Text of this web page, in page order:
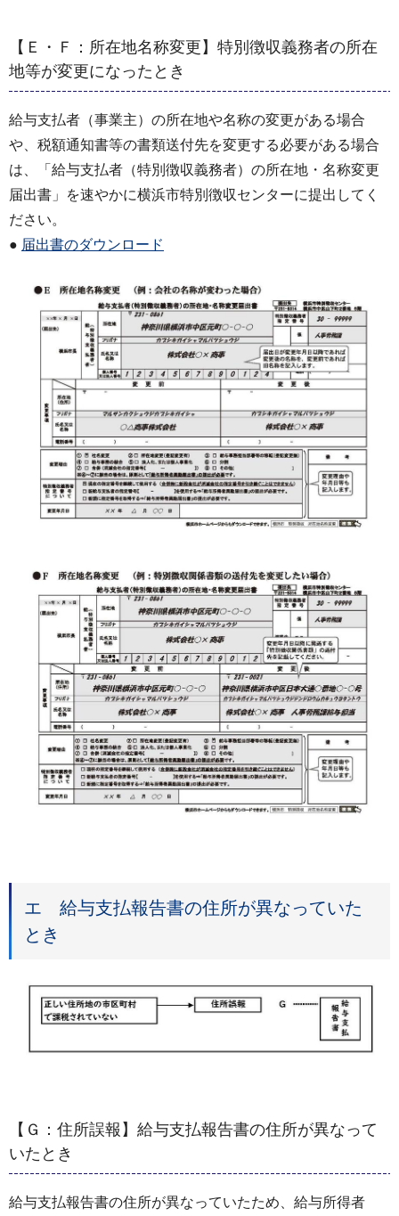
【Ｅ・Ｆ：所在地名称変更】特別徴収義務者の所在
地等が変更になったとき
給与支払者（事業主）の所在地や名称の変更がある場合
や、税額通知書等の書類送付先を変更する必要がある場合
は、「給与支払者（特別徴収義務者）の所在地・名称変更
届出書」を速やかに横浜市特別徴収センターに提出してく
ださい。
● 届出書のダウンロード
エ 給与支払報告書の住所が異なっていた
とき
【Ｇ：住所誤報】給与支払報告書の住所が異なって
いたとき
給与支払報告書の住所が異なっていたため、給与所得者